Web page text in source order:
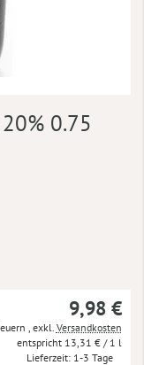
0.75
9,98 €
exkl. Versandkosten
13,31 € / 1 l
Lieferzeit 1-3 Tage